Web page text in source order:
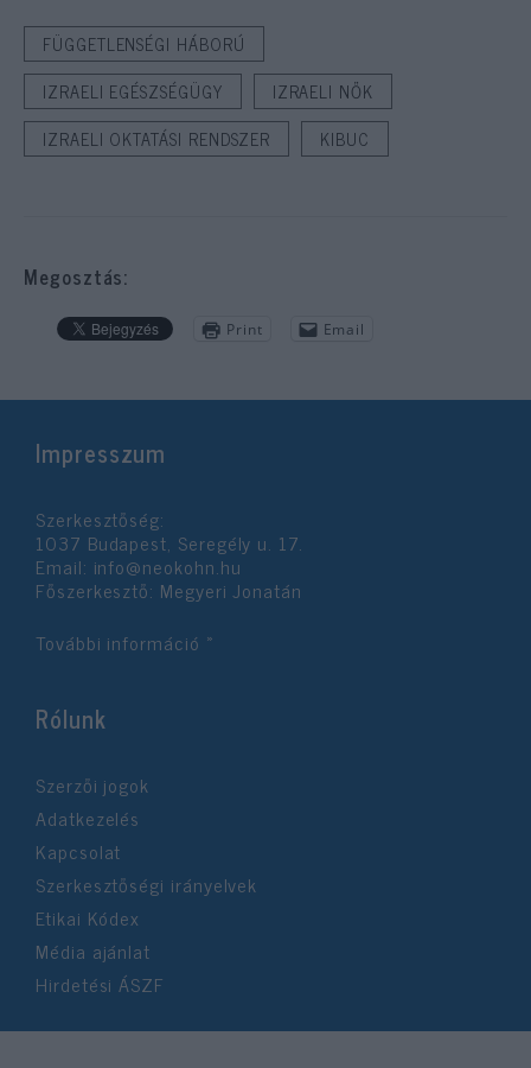
FÜGGETLENSÉGI HÁBORÚ
IZRAELI EGÉSZSÉGÜGY
IZRAELI NŐK
IZRAELI OKTATÁSI RENDSZER
KIBUC
Megosztás:
Print Email
Impresszum
Szerkesztőség:
1037 Budapest, Seregély u. 17.
Email: info@neokohn.hu
Főszerkesztő: Megyeri Jonatán
További információ »
Rólunk
Szerzői jogok
Adatkezelés
Kapcsolat
Szerkesztőségi irányelvek
Etikai Kódex
Média ajánlat
Hirdetési ÁSZF